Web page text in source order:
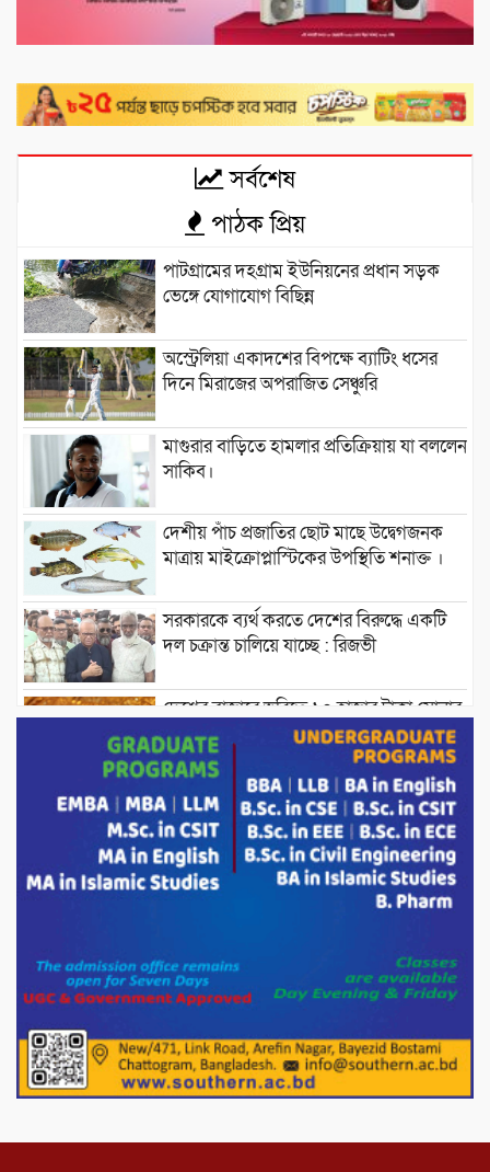
সর্বশেষ
পাঠক প্রিয়
পাটগ্রামের দহগ্রাম ইউনিয়নের প্রধান সড়ক
ভেঙ্গে যোগাযোগ বিছিন্ন
অস্ট্রেলিয়া একাদশের বিপক্ষে ব্যাটিং ধসের
দিনে মিরাজের অপরাজিত সেঞ্চুরি
মাগুরার বাড়িতে হামলার প্রতিক্রিয়ায় যা বললেন
সাকিব।
দেশীয় পাঁচ প্রজাতির ছোট মাছে উদ্বেগজনক
মাত্রায় মাইক্রোপ্লাস্টিকের উপস্থিতি শনাক্ত ।
সরকারকে ব্যর্থ করতে দেশের বিরুদ্ধে একটি
দল চক্রান্ত চালিয়ে যাচ্ছে : রিজভী
দেশের বাজারে ভরিতে ১০ হাজার টাকা সোনার
দাম বাড়ানোর ঘোষণা।
ভারপ্রাপ্ত রাষ্ট্রপতি হাফিজ উদ্দিন আহমদের
সাথে এইচটি বাংলা অনলাইন পোর্টাল ও আইপি
টিভির সম্পাদক মোঃ ইসমাইল হোসেনের
সৌজন্য সাক্ষাৎ।
পাটগ্রামে জুলাই অভ্যুত্থান দিবস উপলক্ষে
পোরশায় গণঅভ্যুত্থান দিবসে শহিদ ও জুলাই
১১ দলীয় ঐক্য পোরশা উপজেলা শাখার